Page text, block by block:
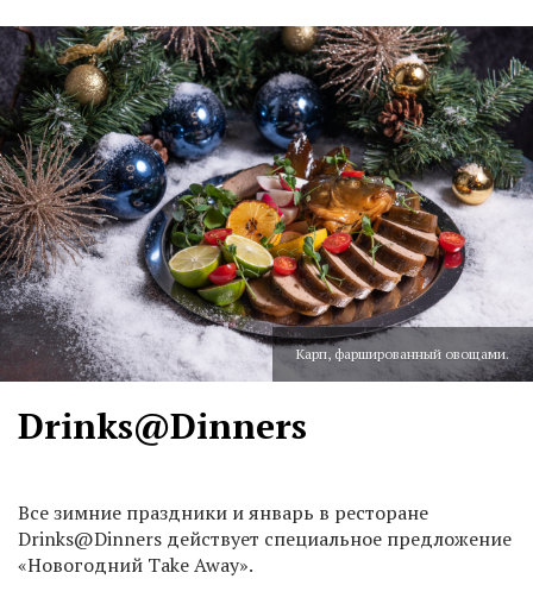
Карп, фаршированный овощами.
Drinks@Dinners
Все зимние праздники и январь в ресторане
Drinks@Dinners действует специальное предложение
«Новогодний Take Away».